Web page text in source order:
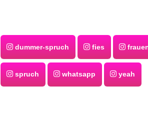
dummer-spruch fies
spruch whatsapp yeah